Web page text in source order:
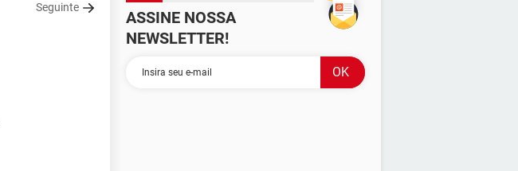
Seguinte
ASSINE NOSSA
NEWSLETTER!